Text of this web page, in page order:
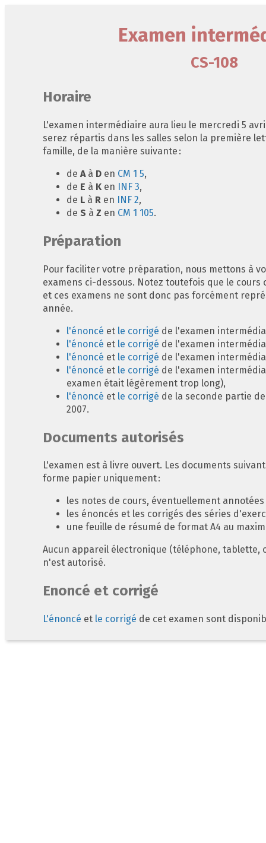
Examen
CS-108
Horaire
L'examen intermédiaire aura lieu le mercredi 5 avril
serez répartis dans les salles selon la première
famille, de la manière suivante :
de Aà D en CM 1 5,
de E à K en INF 3,
de L à R en INF 2,
de S à Z en CM 1 105.
Préparation
Pour faciliter votre préparation, nous mettons à
examens ci-dessous. Notez toutefois que le cours
et ces examens ne sont donc pas forcément
année.
l'énoncé et le corrigé de l'examen
l'énoncé et le corrigé de l'examen
l'énoncé et le corrigé de l'examen
l'énoncé et le corrigé de l'examen
examen était légèrement trop long),
l'énoncé et le corrigé de la seconde partie
2007.
Documents autorisés
L'examen est à livre ouvert. Les documents
forme papier uniquement :
les notes de cours, éventuellement annotées
les énoncés et les corrigés des séries
une feuille de résumé de format A4 au
Aucun appareil électronique (téléphone, tablette,
n'est autorisé.
Enoncé et corrigé
L'énoncé et le corrigé de cet examen sont